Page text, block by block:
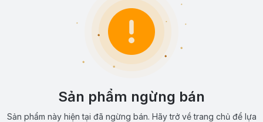
Sản phẩm ngừng bán
Sản phẩm này hiện tại đã ngừng bán. Hãy trở về trang chủ để lựa